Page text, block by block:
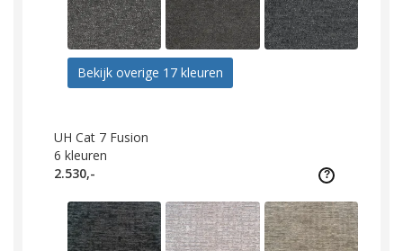
Bekijk overige 17 kleuren
UH Cat 7 Fusion
6 kleuren
2.530,-